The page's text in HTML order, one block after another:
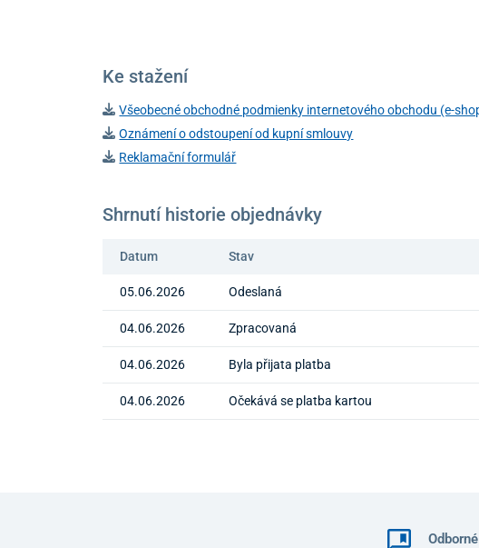
Ke stažení
Všeobecné obchodné podmienky internetového obchodu (e-
Oznámení o odstoupení od kupní smlouvy
Reklamační formulář
Shrnutí historie objednávky
Datum Stav
05.06.2026 Odeslaná
04.06.2026 Zpracovaná
04.06.2026 Byla přijata platba
04.06.2026 Očekává se platba kartou